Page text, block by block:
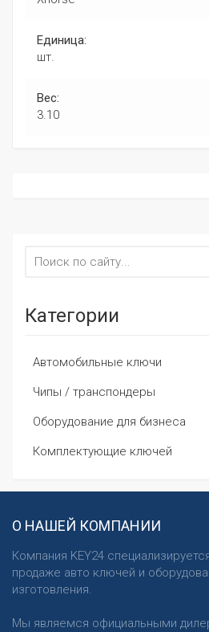
Единица:
шт.
Вес:
3.10
Категории
Автомобильные ключи
Чипы / транспондеры
Оборудование для бизнеса
Комплектующие ключей
О НАШЕЙ КОМПАНИИ
Компания KEY24
продаже авто ключей и
изготовления.
Мы являемся официальными